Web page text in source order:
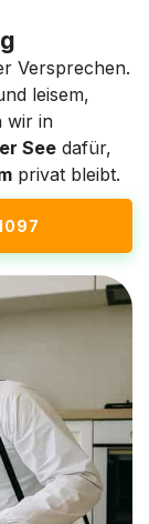
Versprechen.
leisem,
wir in
See dafür,
privat bleibt.